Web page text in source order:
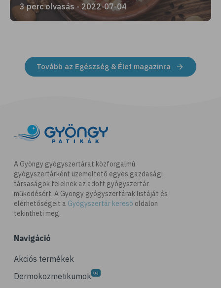
3 perc olvasás - 2022-07-04
Tovább az Egészség & Élet magazinra
A Gyöngy gyógyszertárat közforgalmú
gyógyszertárként üzemeltető egyes gazdasági
társaságok felelnek az adott gyógyszertár
működésért. A Gyöngy gyógyszertárak listáját és
elérhetőségeit a Gyógyszertár kereső oldalon
tekintheti meg.
Navigáció
Akciós termékek
Dermokozmetikumok